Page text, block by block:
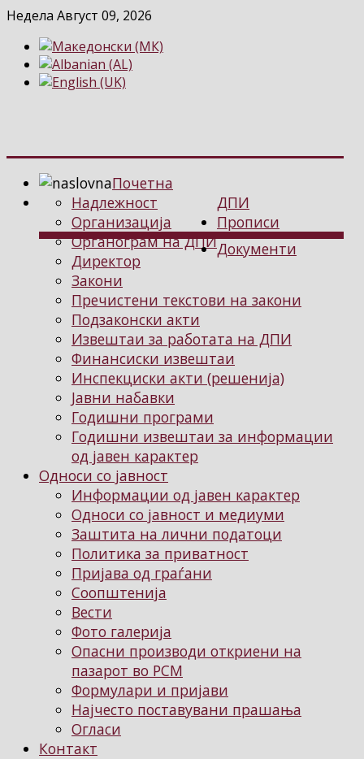
Недела Август 09, 2026
Почетна
ДПИ
Надлежност
Организација
Органограм на ДПИ
Директор
Прописи
Закони
Пречистени текстови на закони
Подзаконски акти
Документи
Извештаи за работата на ДПИ
Финансиски извештаи
Инспекциски акти (решенија)
Јавни набавки
Годишни програми
Годишни извештаи за информации
од јавен карактер
Односи со јавност
Информации од јавен карактер
Односи со јавност и медиуми
Заштита на лични податоци
Политика за приватност
Пријава од граѓани
Соопштенија
Вести
Фото галерија
Опасни производи откриени на
пазарот во РСМ
Формулари и пријави
Најчесто поставувани прашања
Огласи
Контакт